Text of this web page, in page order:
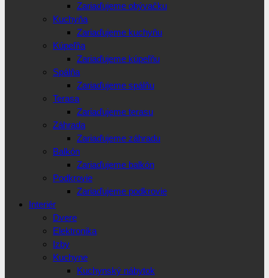
Zariaďujeme obývačku
Kuchyňa
Zariaďujeme kuchyňu
Kúpeľňa
Zariaďujeme kúpeľňu
Spálňa
Zariaďujeme spálňu
Terasa
Zariaďujeme terasu
Záhrada
Zariaďujeme záhradu
Balkón
Zariaďujeme balkón
Podkrovie
Zariaďujeme podkrovie
Interiér
Dvere
Elektronika
Izby
Kuchyne
Kuchynský nábytok